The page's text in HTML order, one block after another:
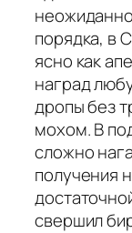
порядка, в
ясно как
наград
дропы без
мохом. В
сложно
получения
свершил